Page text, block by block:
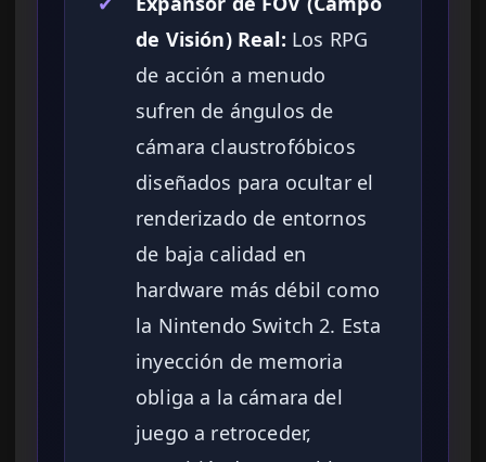
de Visión) Real: Los RPG
de acción a menudo
sufren de ángulos de
cámara claustrofóbicos
diseñados para ocultar el
renderizado de entornos
de baja calidad en
hardware más débil como
la Nintendo Switch 2. Esta
inyección de memoria
obliga a la cámara del
juego a retroceder,